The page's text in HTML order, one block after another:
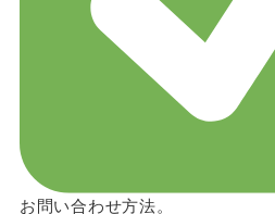
お問い合わせ方法。